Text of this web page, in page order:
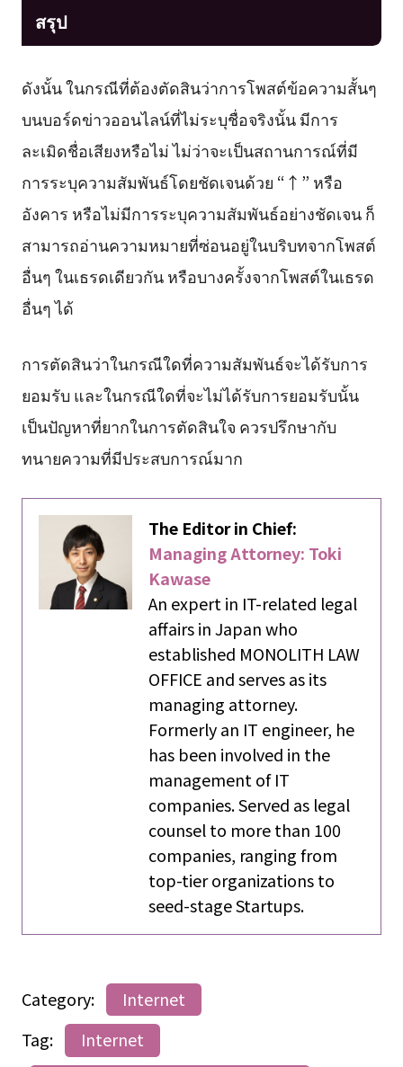
สรุป
ดังนั้น ในกรณีที่ต้องตัดสินว่าการโพสต์ข้อความสั้นๆ
บนบอร์ดข่าวออนไลน์ที่ไม่ระบุชื่อจริงนั้น มีการ
ละเมิดชื่อเสียงหรือไม่ ไม่ว่าจะเป็นสถานการณ์ที่มี
การระบุความสัมพันธ์โดยชัดเจนด้วย “↑” หรือ
อังคาร หรือไม่มีการระบุความสัมพันธ์อย่างชัดเจน ก็
สามารถอ่านความหมายที่ซ่อนอยู่ในบริบทจากโพสต์
อื่นๆ ในเธรดเดียวกัน หรือบางครั้งจากโพสต์ในเธรด
อื่นๆ ได้
การตัดสินว่าในกรณีใดที่ความสัมพันธ์จะได้รับการ
ยอมรับ และในกรณีใดที่จะไม่ได้รับการยอมรับนั้น
เป็นปัญหาที่ยากในการตัดสินใจ ควรปรึกษากับ
ทนายความที่มีประสบการณ์มาก
The Editor in Chief:
Managing Attorney: Toki
Kawase
An expert in IT-related legal
affairs in Japan who
established MONOLITH LAW
OFFICE and serves as its
managing attorney.
Formerly an IT engineer, he
has been involved in the
management of IT
companies. Served as legal
counsel to more than 100
companies, ranging from
top-tier organizations to
seed-stage Startups.
Category:
Internet
Tag:
Internet